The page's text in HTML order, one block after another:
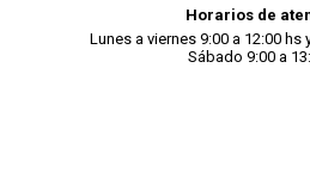
Horarios de
Lunes a viernes 9:00 a 12:00 hs
Sábado 9:00 a